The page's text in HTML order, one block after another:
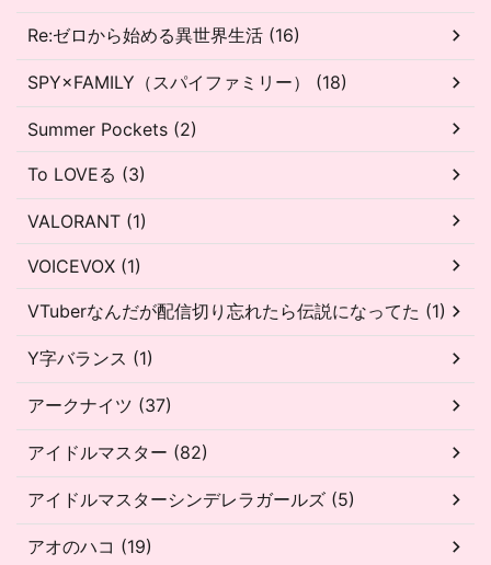
Re:ゼロから始める異世界生活 (16)
SPY×FAMILY（スパイファミリー） (18)
Summer Pockets (2)
To LOVEる (3)
VALORANT (1)
VOICEVOX (1)
VTuberなんだが配信切り忘れたら伝説になってた (1)
Y字バランス (1)
アークナイツ (37)
アイドルマスター (82)
アイドルマスターシンデレラガールズ (5)
アオのハコ (19)